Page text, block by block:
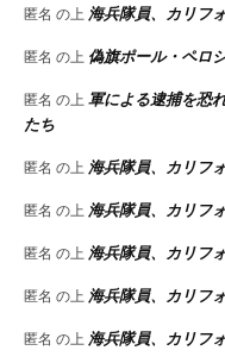
匿名 の上 海兵隊員、カリフ
匿名 の上 偽旗ポール・ペロ
匿名 の上 軍による逮捕を恐
たち
匿名 の上 海兵隊員、カリフ
匿名 の上 海兵隊員、カリフ
匿名 の上 海兵隊員、カリフ
匿名 の上 海兵隊員、カリフ
匿名 の上 海兵隊員、カリフ